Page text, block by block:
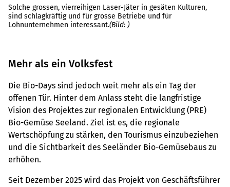
Solche grossen, vierreihigen Laser-Jäter in gesäten Kulturen,
sind schlagkräftig und für grosse Betriebe und für
Lohnunternehmen interessant.(Bild: )
Mehr als ein Volksfest
Die Bio-Days sind jedoch weit mehr als ein Tag der
offenen Tür. Hinter dem Anlass steht die langfristige
Vision des Projektes zur regionalen Entwicklung (PRE)
Bio-Gemüse Seeland. Ziel ist es, die regionale
Wertschöpfung zu stärken, den Tourismus einzubeziehen
und die Sichtbarkeit des Seeländer Bio-Gemüsebaus zu
erhöhen.
Seit Dezember 2025 wird das Projekt von Geschäftsführer